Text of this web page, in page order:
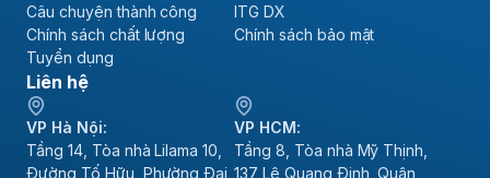
Câu chuyện thành công
ITG DX
Chính sách chất lượng
Chính sách bảo mật
Tuyển dụng
Liên hệ
VP Hà Nội:
Tầng 14, Tòa nhà Lilama 10,
Đường Tố Hữu, Phường Đại
VP HCM:
Tầng 8, Tòa nhà Mỹ Thịnh,
137 Lê Quang Định, Quận